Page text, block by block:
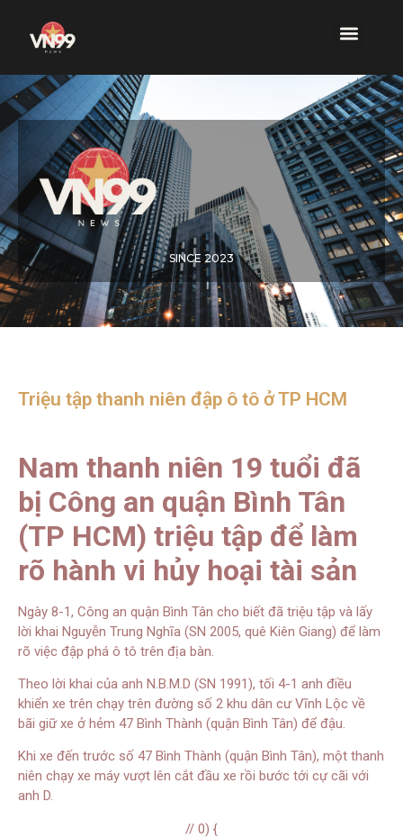
SINCE 2023
Triệu tập thanh niên đập ô tô ở TP HCM
Nam thanh niên 19 tuổi đã
bị Công an quận Bình Tân
(TP HCM) triệu tập để làm
rõ hành vi hủy hoại tài sản
Ngày 8-1, Công an quận Bình Tân cho biết đã triệu tập và lấy
lời khai Nguyễn Trung Nghĩa (SN 2005, quê Kiên Giang) để làm
rõ việc đập phá ô tô trên địa bàn.
Theo lời khai của anh N.B.M.D (SN 1991), tối 4-1 anh điều
khiển xe trên chạy trên đường số 2 khu dân cư Vĩnh Lộc về
bãi giữ xe ở hẻm 47 Bình Thành (quận Bình Tân) để đậu.
Khi xe đến trước số 47 Bình Thành (quận Bình Tân), một thanh
niên chạy xe máy vượt lên cắt đầu xe rồi bước tới cự cãi với
anh D.
// 0) {